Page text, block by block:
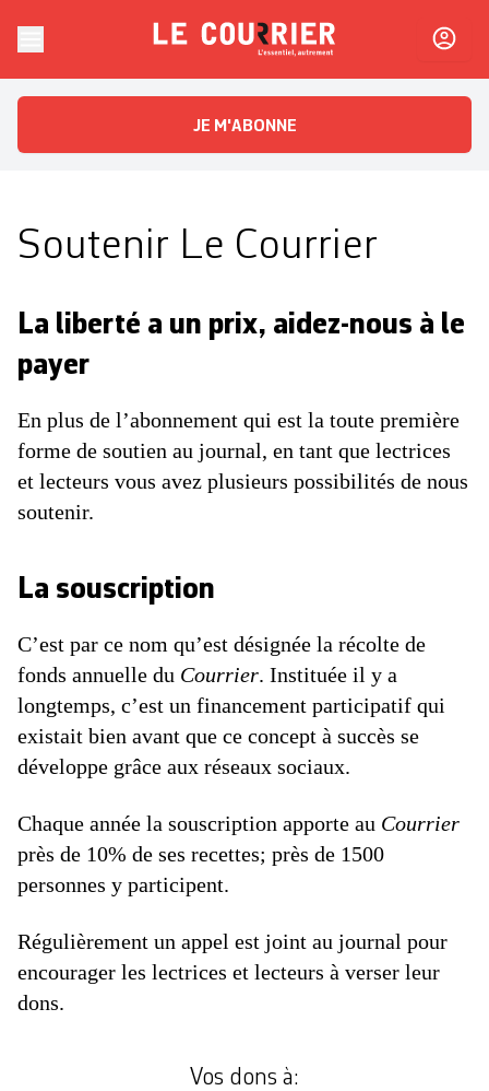
Le CourrierL'essentiel, autrement
JE M'ABONNE
Soutenir Le Courrier
La liberté a un prix, aidez-nous à le
payer
En plus de l’abonnement qui est la toute première
forme de soutien au journal, en tant que lectrices
et lecteurs vous avez plusieurs possibilités de nous
soutenir.
La souscription
C’est par ce nom qu’est désignée la récolte de
fonds annuelle du Courrier. Instituée il y a
longtemps, c’est un financement participatif qui
existait bien avant que ce concept à succès se
développe grâce aux réseaux sociaux.
Chaque année la souscription apporte au Courrier
près de 10% de ses recettes; près de 1500
personnes y participent.
Régulièrement un appel est joint au journal pour
encourager les lectrices et lecteurs à verser leur
dons.
Vos dons à: